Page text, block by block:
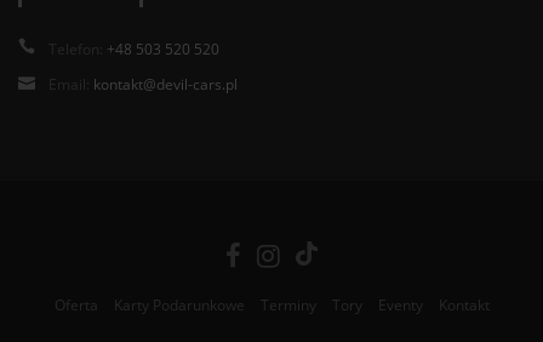
Telefon: +48 503 520 520
Email: kontakt@devil-cars.pl
Oferta Karty Podarunkowe Terminy Tory Eventy Kontakt